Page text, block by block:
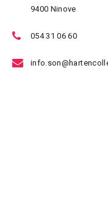
9400 Ninove
054 31 06 60